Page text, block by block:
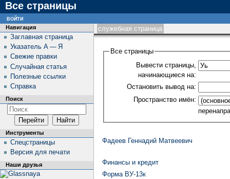
Все страницы
служебная страница
Все страницы
Вывести страницы,
начинающиеся на:
Остановить вывод на:
Пространство имён:
Фадеев Геннадий Матвеевич
Финансы и кредит
Форма ВУ-13к
Навигация
Заглавная страница
Указатель А — Я
Свежие правки
Случайная статья
Полезные ссылки
Справка
Поиск
Инструменты
Спецстраницы
Версия для печати
Наши друзья
войти